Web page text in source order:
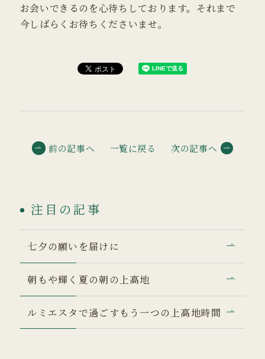
お会いできるのを心待ちしております。それまで
今しばらくお待ちくださいませ。
前の記事へ 一覧に戻る 次の記事へ
注目の記事
七夕の願いを届けに
朝もや輝く夏の朝の上高地
ルミエスタで過ごすもう一つの上高地時間